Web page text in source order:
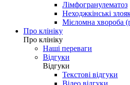
Лімфогранулематоз
Неходжкінські
Мієломна хвороба
Про клініку
Про клініку
Наші переваги
Відгуки
Відгуки
Текстові відгуки
Відео відгуки